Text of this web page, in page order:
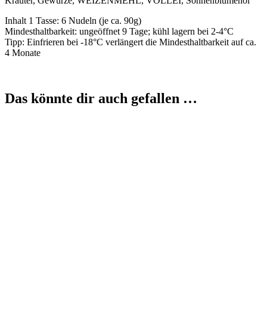
Inhalt 1 Tasse: 6 Nudeln (je ca. 90g)
Mindesthaltbarkeit: ungeöffnet 9 Tage; kühl lagern bei 2-4°C
Tipp: Einfrieren bei -18°C verlängert die Mindesthaltbarkeit auf ca.
4 Monate
Das könnte dir auch gefallen …